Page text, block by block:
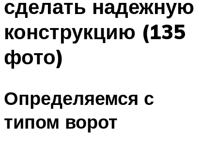
сделать надежную
конструкцию (135
фото)
Определяемся с
типом ворот